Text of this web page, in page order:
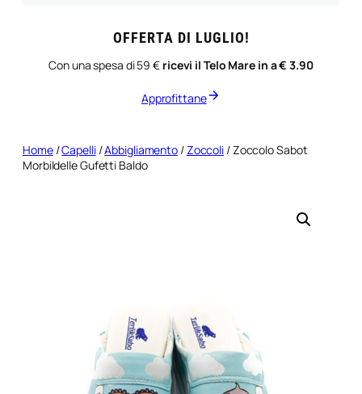
OFFERTA DI LUGLIO!
Con una spesa di 59 € ricevi il Telo Mare in a € 3.90
Approfittane
Home/Capelli/Abbigliamento /Zoccoli / Zoccolo Sabot
Morbildelle Gufetti Baldo